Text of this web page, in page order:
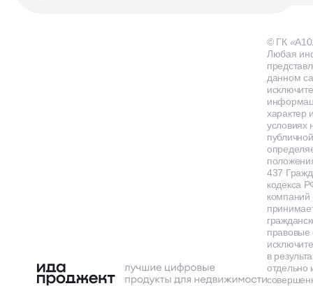
© ГК
Любая
данном
характер
условиях
437
кодекса
правовые
в
отдельно